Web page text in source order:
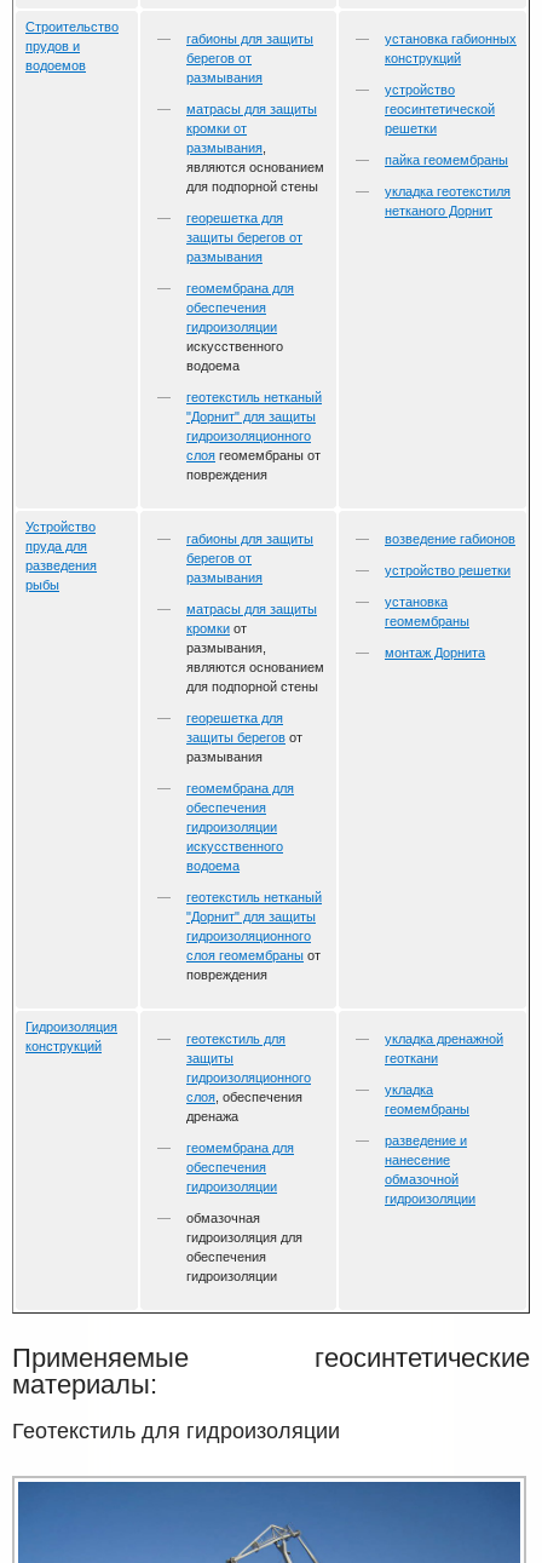
Строительство
прудов и
водоемов
габионы для защиты
берегов от
размывания
матрасы для защиты
кромки от
размывания
являются основанием
для подпорной стены
георешетка для
защиты берегов от
размывания
геомембрана для
обеспечения
гидроизоляции
искусственного
водоема
геотекстиль нетканый
"Дорнит" для защиты
гидроизоляционного
слоя геомембраны от
повреждения
установка габионных
конструкций
устройство
геосинтетической
решетки
пайка геомембраны
укладка геотекстиля
нетканого Дорнит
Устройство
пруда для
разведения
рыбы
габионы для защиты
берегов от
размывания
матрасы для защиты
кромки от
размывания,
являются основанием
для подпорной стены
георешетка для
защиты берегов от
размывания
геомембрана для
обеспечения
гидроизоляции
искусственного
водоема
геотекстиль нетканый
"Дорнит" для защиты
гидроизоляционного
слоя геомембраны от
повреждения
возведение габионов
устройство решетки
установка
геомембраны
монтаж Дорнита
Гидроизоляция
конструкций
геотекстиль для
защиты
гидроизоляционного
слоя , обеспечения
дренажа
геомембрана для
обеспечения
гидроизоляции
обмазочная
гидроизоляция для
обеспечения
гидроизоляции
укладка дренажной
геоткани
укладка
геомембраны
разведение и
нанесение
обмазочной
гидроизоляции
Применяемые геосинтетические
материалы:
Геотекстиль для гидроизоляции